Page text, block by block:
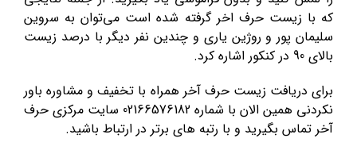
که با زیست حرف اخر گرفته شده است می‌توان به سروین
سلیمان پور و روژین یاری و چندین نفر دیگر با درصد زیست
بالای 90 در کنکور اشاره کرد.
برای دریافت زیست حرف آخر همراه با تخفیف و مشاوره باور
نکردنی همین الان با شماره 02166576182 سایت مرکزی حرف
آخر تماس بگیرید و با رتبه های برتر در ارتباط باشید.